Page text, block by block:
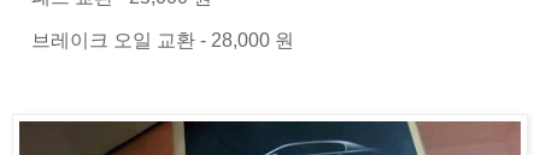
브레이크 오일 교환 - 28,000 원